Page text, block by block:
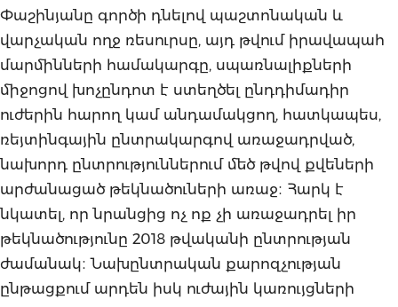
Փաշինյանը գործի դնելով պաշտոնական և
վարչական ողջ ռեսուրսը, այդ թվում իրավապահ
մարմինների համակարգը, սպառնալիքների
միջոցով խոչընդոտ է ստեղծել ընդդիմադիր
ուժերին հարող կամ անդամակցող, հատկապես,
ռեյտինգային ընտրակարգով առաջադրված,
նախորդ ընտրություններում մեծ թվով քվեների
արժանացած թեկնածուների առաջ։ Հարկ է
նկատել, որ նրանցից ոչ ոք չի առաջադրել իր
թեկնածությունը 2018 թվականի ընտրության
ժամանակ։ Նախընտրական քարոզչության
ընթացքում արդեն իսկ ուժային կառույցների